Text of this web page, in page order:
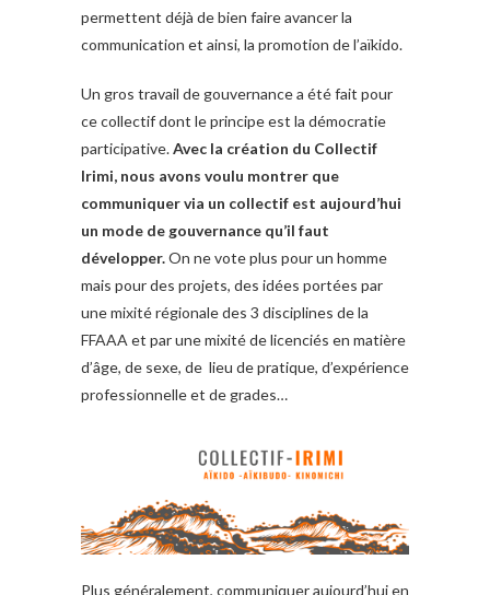
permettent déjà de bien faire avancer la
communication et ainsi, la promotion de l’aïkido.
Un gros travail de gouvernance a été fait pour
ce collectif dont le principe est la démocratie
participative.Avec la création du Collectif
Irimi, nous avons voulu montrer que
communiquer via un collectif est aujourd’hui
un mode de gouvernance qu’il faut
développer.On ne vote plus pour un homme
mais pour des projets, des idées portées par
une mixité régionale des 3 disciplines de la
FFAAA et par une mixité de licenciés en matière
d’âge, de sexe, de lieu de pratique, d’expérience
professionnelle et de grades…
Plus généralement, communiquer aujourd’hui en